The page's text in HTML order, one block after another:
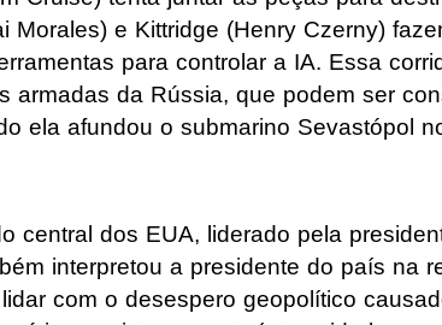
Morales) e Kittridge (Henry Czerny)
para controlar a IA. Essa
armadas da Rússia, que podem ser
ela afundou o submarino Sevastópol
central dos EUA, liderado pela
interpretou a presidente do país na
com o desespero geopolítico